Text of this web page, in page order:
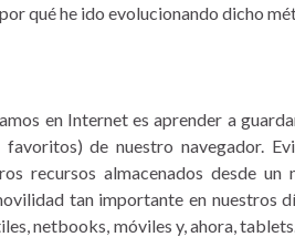
qué he ido evolucionando dicho
en Internet es aprender a
de nuestro navegador.
recursos almacenados desde
tan importante en nuestros
netbooks, móviles y, ahora,